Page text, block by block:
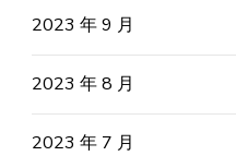
2023 年 9 月
2023 年 8 月
2023 年 7 月